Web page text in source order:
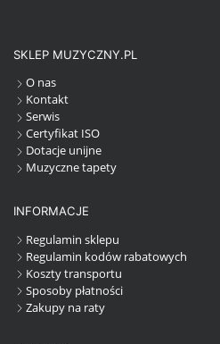
SKLEP MUZYCZNY.PL
O nas
Kontakt
Serwis
Certyfikat ISO
Dotacje unijne
Muzyczne tapety
INFORMACJE
Regulamin sklepu
Regulamin kodów rabatowych
Koszty transportu
Sposoby płatności
Zakupy na raty